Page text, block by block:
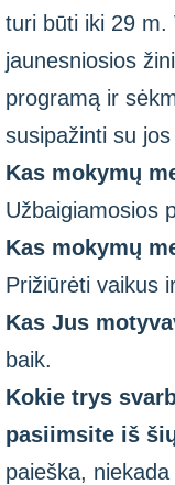
turi būti iki 29 m.
jaunesniosios
programą ir
susipažinti su
Kas mokymų
Užbaigiamosios
Kas mokymų
Prižiūrėti vaikus
Kas Jus
baik.
Kokie trys
pasiimsite iš
paieška,